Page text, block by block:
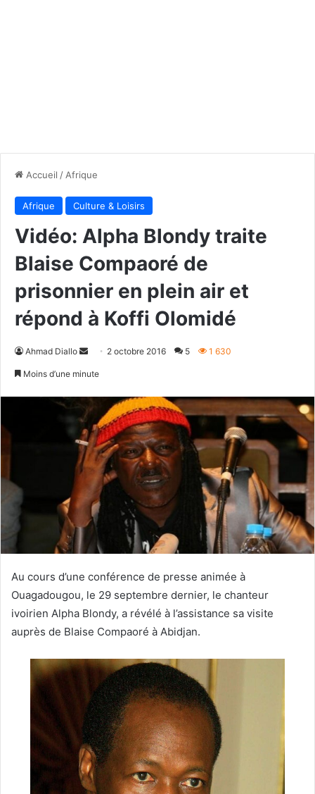
Accueil / Afrique
Afrique Culture & Loisirs
Vidéo: Alpha Blondy traite
Blaise Compaoré de
prisonnier en plein air et
répond à Koffi Olomidé
Ahmad Diallo
Envoyer2 octobre 2016 5 1 630
Moins d’une minute
Au cours d’une conférence de presse animée à
Ouagadougou, le 29 septembre dernier, le chanteur
ivoirien Alpha Blondy, a révélé à l’assistance sa visite
auprès de Blaise Compaoré à Abidjan.